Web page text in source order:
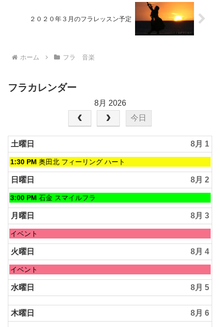
２０２０年３月のフラレッスン予定
ホーム フラ 音楽
フラカレンダー
8月 2026
今日
土曜日 8月 1
土
曜
日,
8
月
1st
2026
1:30 PM 奥田北 フィーリング ハート
日曜日 8月 2
日
曜
日,
8
月
2nd
2026
3:00 PM 石金 スマイルフラ
月曜日 8月 3
月
曜
日,
8
月
3rd
2026
イベント
火曜日 8月 4
火
曜
日,
8
月
4th
2026
イベント
水曜日 8月 5
木曜日 8月 6